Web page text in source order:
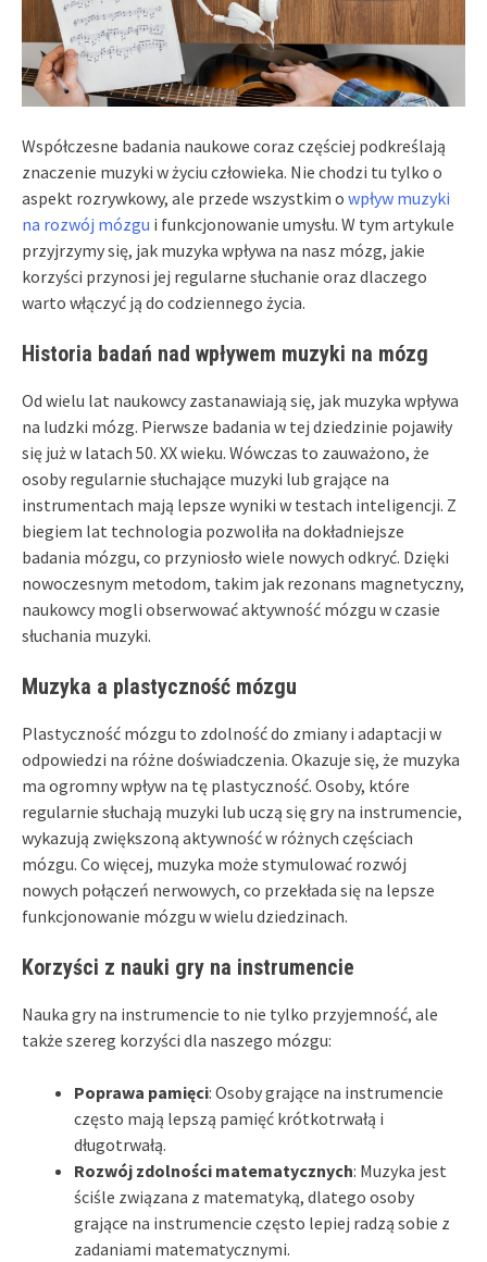
Współczesne badania naukowe coraz częściej podkreślają
znaczenie muzyki w życiu człowieka. Nie chodzi tu tylko o
aspekt rozrywkowy, ale przede wszystkim o wpływ muzyki
na rozwój mózgu i funkcjonowanie umysłu. W tym artykule
przyjrzymy się, jak muzyka wpływa na nasz mózg, jakie
korzyści przynosi jej regularne słuchanie oraz dlaczego
warto włączyć ją do codziennego życia.
Historia badań nad wpływem muzyki na mózg
Od wielu lat naukowcy zastanawiają się, jak muzyka wpływa
na ludzki mózg. Pierwsze badania w tej dziedzinie pojawiły
się już w latach 50. XX wieku. Wówczas to zauważono, że
osoby regularnie słuchające muzyki lub grające na
instrumentach mają lepsze wyniki w testach inteligencji. Z
biegiem lat technologia pozwoliła na dokładniejsze
badania mózgu, co przyniosło wiele nowych odkryć. Dzięki
nowoczesnym metodom, takim jak rezonans magnetyczny,
naukowcy mogli obserwować aktywność mózgu w czasie
słuchania muzyki.
Muzyka a plastyczność mózgu
Plastyczność mózgu to zdolność do zmiany i adaptacji w
odpowiedzi na różne doświadczenia. Okazuje się, że muzyka
ma ogromny wpływ na tę plastyczność. Osoby, które
regularnie słuchają muzyki lub uczą się gry na instrumencie,
wykazują zwiększoną aktywność w różnych częściach
mózgu. Co więcej, muzyka może stymulować rozwój
nowych połączeń nerwowych, co przekłada się na lepsze
funkcjonowanie mózgu w wielu dziedzinach.
Korzyści z nauki gry na instrumencie
Nauka gry na instrumencie to nie tylko przyjemność, ale
także szereg korzyści dla naszego mózgu:
Poprawa pamięci: Osoby grające na instrumencie
często mają lepszą pamięć krótkotrwałą i
długotrwałą.
Rozwój zdolności matematycznych: Muzyka jest
ściśle związana z matematyką, dlatego osoby
grające na instrumencie często lepiej radzą sobie z
zadaniami matematycznymi.